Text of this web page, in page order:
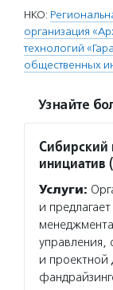
НКО:
организация
технологий
общественных
Узнайте
Сибирский
Услуги:
и
управления,
и проектной